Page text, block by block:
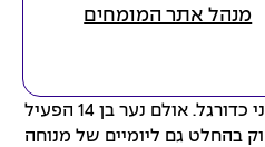
מנהל אתר המומחים
פיתוח כוח חשוב מאד לשחקני כדורגל. אולם נער בן 14 הפעיל
בהחלט גם ליומיים של מנוחה